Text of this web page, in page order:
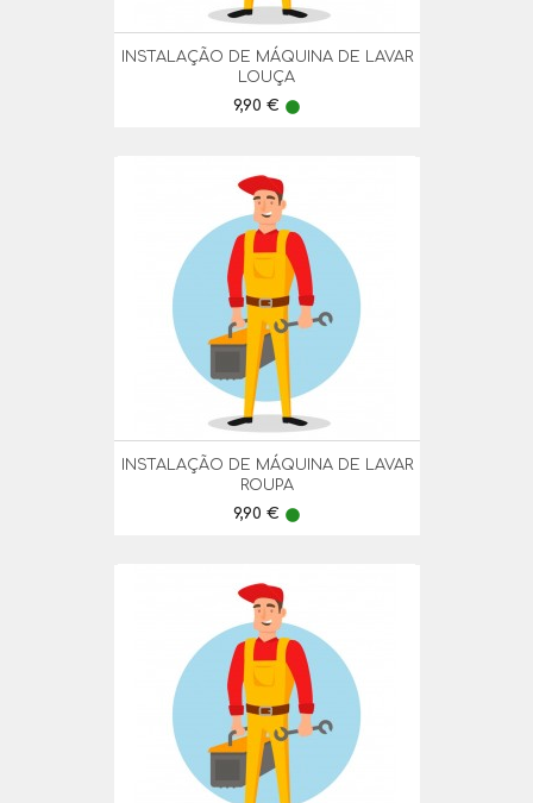
INSTALAÇÃO DE MÁQUINA DE LAVAR
LOUÇA
Preço
9,90 € lens
INSTALAÇÃO DE MÁQUINA DE LAVAR
ROUPA
Preço
9,90 € lens